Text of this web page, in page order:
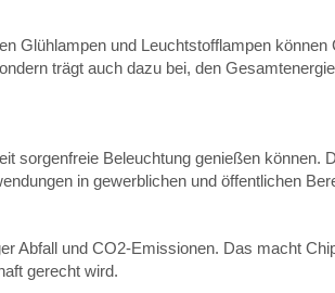
Glühlampen und Leuchtstofflampen können
trägt auch dazu bei, den
sorgenfreie Beleuchtung genießen können.
in gewerblichen und öffentlichen
Abfall und CO2-Emissionen. Das macht
gerecht wird.